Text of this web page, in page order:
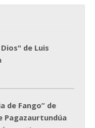
de Luis
de Fango” de
Pagazaurtundúa